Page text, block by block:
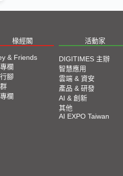
椽經閣 活動家
& Friends
欄
腳
欄
DIGITIMES 主辦
智慧應用
雲端 & 資安
產品 & 研發
AI & 創新
其他
AI EXPO Taiwan